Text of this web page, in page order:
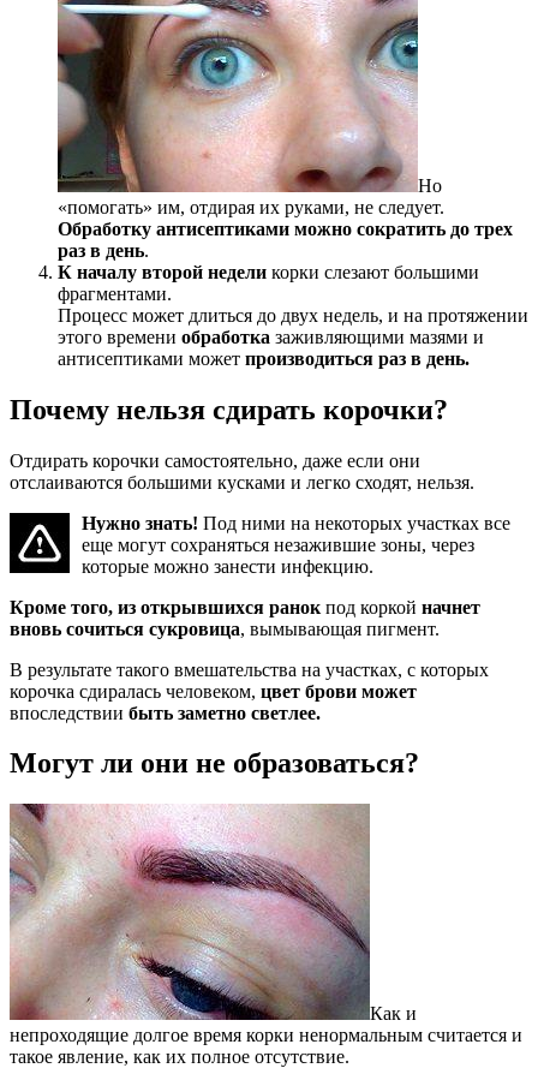
Но
«помогать» им, отдирая их руками, не следует.
Обработку антисептиками можно сократить до трех
раз в день.
К началу второй недели корки слезают большими
фрагментами.
Процесс может длиться до двух недель, и на протяжении
этого времени обработка заживляющими мазями и
антисептиками может производиться раз в день.
Почему нельзя сдирать корочки?
Отдирать корочки самостоятельно, даже если они
отслаиваются большими кусками и легко сходят, нельзя.
Нужно знать! Под ними на некоторых участках все
еще могут сохраняться незажившие зоны, через
которые можно занести инфекцию.
Кроме того, из открывшихся ранок под коркой начнет
вновь сочиться сукровица, вымывающая пигмент.
В результате такого вмешательства на участках, с которых
корочка сдиралась человеком, цвет брови может
впоследствии быть заметно светлее.
Могут ли они не образоваться?
Как и
непроходящие долгое время корки ненормальным считается и
такое явление, как их полное отсутствие.